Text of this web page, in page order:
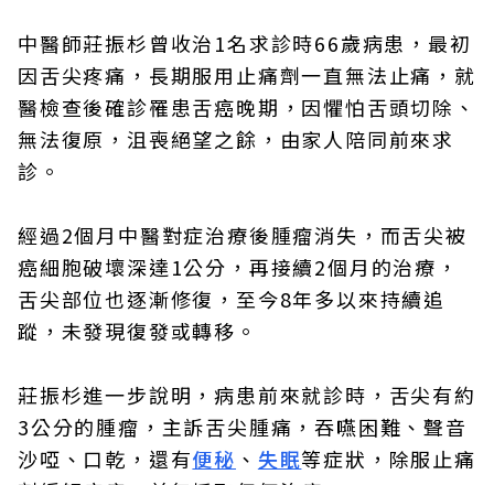
中醫師莊振杉曾收治1名求診時66歲病患，最初
因舌尖疼痛，長期服用止痛劑一直無法止痛，就
醫檢查後確診罹患舌癌晚期，因懼怕舌頭切除、
無法復原，沮喪絕望之餘，由家人陪同前來求
診。
經過2個月中醫對症治療後腫瘤消失，而舌尖被
癌細胞破壞深達1公分，再接續2個月的治療，
舌尖部位也逐漸修復，至今8年多以來持續追
蹤，未發現復發或轉移。
莊振杉進一步說明，病患前來就診時，舌尖有約
3公分的腫瘤，主訴舌尖腫痛，吞嚥困難、聲音
沙啞、口乾，還有便秘 、 失眠等症狀，除服止痛